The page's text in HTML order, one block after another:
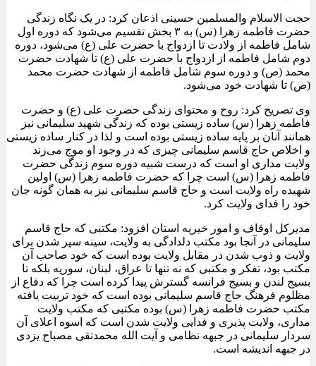
حجت الاسلام والمسلمین حسینی اذعان کرد: در یک نگاه زندگی
حضرت فاطمه زهرا (س) به ۳ بخش تقسیم می‌شود که دوره اول
شامل فاطمه از ولادت تا ازدواج با حضرت علی (ع) می‌شود، دوره
دوم شامل فاطمه از ازدواج با حضرت علی (ع) تا شهادت حضرت
محمد (ص) و دوره سوم شامل فاطمه از شهادت حضرت محمد
(ص) تا شهادت خود می‌شود.
وی تصریح کرد: روح و محتوای زندگی حضرت علی (ع) و حضرت
فاطمه زهرا (س) ساده زیستی بوده که زندگی شهید سلیمانی نیز
همانند آنان بر پایه ساده زیستی بوده است و لذا در کنار ساده زیستی
و اخلاص حاج قاسم سلیمانی چیزی که در وجود او موج می‌زند
ولایت مداری او است که درست شبیه دوره سوم زندگی حضرت
فاطمه زهرا (س) است چرا که حضرت فاطمه زهرا (س) اولین
شهیده راه ولایت است و حاج قاسم سلیمانی نیز به همان گونه جان
خود را فدای ولایت کرد.
مدیرکل اوقاف و امور خیریه استان افزود: مکتبی که حاج قاسم
سلیمانی در آنجا بود مکتب دلدادگی به ولایت، سینه سپر شدن برای
ولایت و ذوب شدن در مقابل ولایت بوده است که خود صاحب آن
مکتب بود، تفکر و مکتبی که نه تنها تا عراق، لبنان، سوریه بلکه تا
بسیج لندن و بسیج فرانسه گسترش پیدا کرده است چرا که دفاع از
مظلوم فرهنگ حاج قاسم سلیمانی بوده است که خود تربیت یافته
مکتب حضرت فاطمه زهرا (س) بوده مکتبی که مکتب ولایت
مداری، ولایت پذیری و فدایی ولایت شدن است که اسوه اعلای آن
سردار سلیمانی در جبهه نظامی و آیت الله محمدتقی مصباح یزدی
در جبهه اندیشه است.